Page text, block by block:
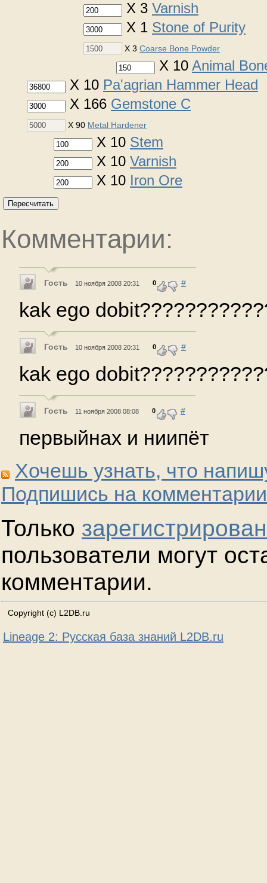
X 3 Varnish
X 1 Stone of Purity
X 3 Coarse Bone Powder
X 10 Animal
X 10 Pa'agrian Hammer Head
X 166 Gemstone C
X 90 Metal Hardener
X 10 Stem
X 10 Varnish
X 10 Iron Ore
Пересчитать
Комментарии:
Гость 10 ноября 2008 20:31 0 #
kak ego
Гость 10 ноября 2008 20:31 0 #
kak ego
Гость 11 ноября 2008 08:08 0 #
первыйнах и ниипёт
Хочешь узнать, что
Подпишись на
Только
пользователи могут
комментарии.
Copyright (c) L2DB.ru
Lineage 2: Русская база знаний L2DB.ru